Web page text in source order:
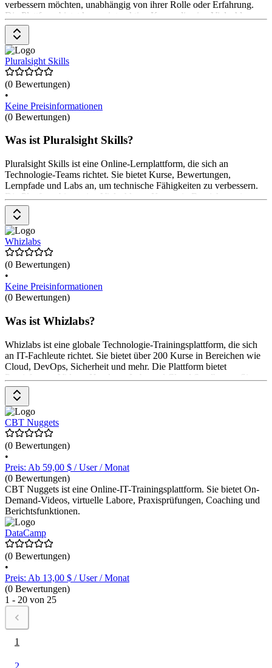
verbessern möchten, unabhängig von ihrer Rolle oder Erfahrung.
Die Plattform bietet kurze, interaktive Kurse, die eine Vielzahl von
Designkonzepten abdecken. Anwender*innen können ihre
Fähigkeiten in ihrem eigenen Tempo verbessern und erhalten
professionelles Feedback. Uxcel bietet auch eine Pro-Mitgliedschaft
für beschleunigtes Lernen und eine professionelle UX-
Zertifizierung. Die Preise für diese Angebote sind auf der Website
aufgeführt.
Pluralsight Skills
(0 Bewertungen)
•
Keine Preisinformationen
(0 Bewertungen)
Was ist Pluralsight Skills?
Pluralsight Skills ist eine Online-Lernplattform, die sich an
Technologie-Teams richtet. Sie bietet Kurse, Bewertungen,
Lernpfade und Labs an, um technische Fähigkeiten zu verbessern.
Die Plattform bietet eine Vielzahl von Kursen in Bereichen wie
Softwareentwicklung, Datenbanken, Spielentwicklung, mobile
Entwicklung, Programmiersprachen, Webentwicklung und
Sicherheit. Die Preisgestaltung variiert je nach Plan, mit monatlichen
und jährlichen Optionen. Ein Standardplan kostet $ 29,00 pro
Monat oder $ 299,00 pro Jahr, während ein Premiumplan $ 49,00
pro Monat oder $ 449,00 pro Jahr kostet. Teampläne beginnen bei $
399,00 pro Benutzer und Jahr.
Whizlabs
(0 Bewertungen)
•
Keine Preisinformationen
(0 Bewertungen)
Was ist Whizlabs?
Whizlabs ist eine globale Technologie-Trainingsplattform, die sich
an IT-Fachleute richtet. Sie bietet über 200 Kurse in Bereichen wie
Cloud, DevOps, Sicherheit und mehr. Die Plattform bietet
Praxisfragen, Videos, Hands-on Labs und Cloud Sandboxes. Sie
unterstützt Einzelpersonen und Unternehmen dabei, ihre Fähigkeiten
zu verbessern und sich auf IT-Zertifizierungen vorzubereiten. Die
Preisgestaltung variiert je nach gewähltem Kurs und
Abonnementmodell.
CBT Nuggets
(0 Bewertungen)
•
Preis: Ab 59,00 $ / User / Monat
(0 Bewertungen)
CBT Nuggets ist eine Online-IT-Trainingsplattform. Sie bietet On-
Demand-Videos, virtuelle Labore, Praxisprüfungen, Coaching und
Berichtsfunktionen.
DataCamp
(0 Bewertungen)
•
Preis: Ab 13,00 $ / User / Monat
(0 Bewertungen)
1 - 20 von 25
1